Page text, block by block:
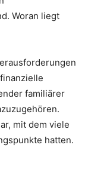
Woran liegt
familiärer
mit dem viele
hatten.